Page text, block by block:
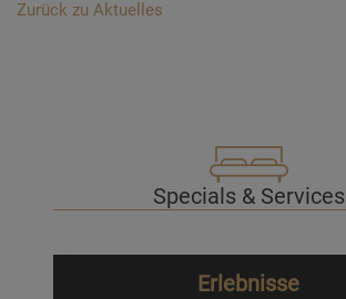
Zurück zu Aktuelles
Specials & Services
Erlebnisse